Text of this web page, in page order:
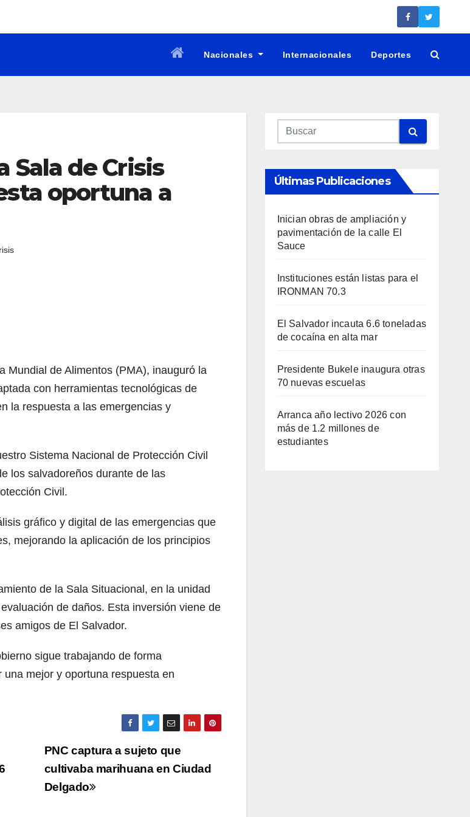
Nacionales Internacionales Deportes
Sala de Crisis
oportuna a
Mundial de Alimentos (PMA), inauguró la
con herramientas tecnológicas de
la respuesta a las emergencias y
Sistema Nacional de Protección Civil
los salvadoreños durante de las
Civil.
gráfico y digital de las emergencias que
mejorando la aplicación de los principios
de la Sala Situacional, en la unidad
de daños. Esta inversión viene de
amigos de El Salvador.
sigue trabajando de forma
mejor y oportuna respuesta en
PNC captura a sujeto que
cultivaba marihuana en Ciudad
Delgado
Últimas Publicaciones
Inician obras de ampliación y
pavimentación de la calle El
Sauce
Instituciones están listas para el
IRONMAN 70.3
El Salvador incauta 6.6 toneladas
de cocaína en alta mar
Presidente Bukele inaugura otras
70 nuevas escuelas
Arranca año lectivo 2026 con
más de 1.2 millones de
estudiantes